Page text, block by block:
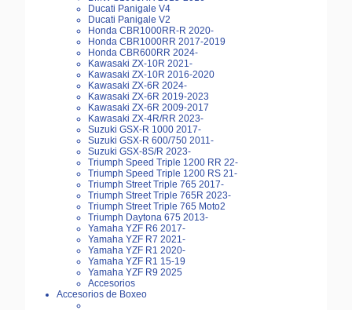
Ducati Panigale V4
Ducati Panigale V2
Honda CBR1000RR-R 2020-
Honda CBR1000RR 2017-2019
Honda CBR600RR 2024-
Kawasaki ZX-10R 2021-
Kawasaki ZX-10R 2016-2020
Kawasaki ZX-6R 2024-
Kawasaki ZX-6R 2019-2023
Kawasaki ZX-6R 2009-2017
Kawasaki ZX-4R/RR 2023-
Suzuki GSX-R 1000 2017-
Suzuki GSX-R 600/750 2011-
Suzuki GSX-8S/R 2023-
Triumph Speed Triple 1200 RR 22-
Triumph Speed Triple 1200 RS 21-
Triumph Street Triple 765 2017-
Triumph Street Triple 765R 2023-
Triumph Street Triple 765 Moto2
Triumph Daytona 675 2013-
Yamaha YZF R6 2017-
Yamaha YZF R7 2021-
Yamaha YZF R1 2020-
Yamaha YZF R1 15-19
Yamaha YZF R9 2025
Accesorios
Accesorios de Boxeo